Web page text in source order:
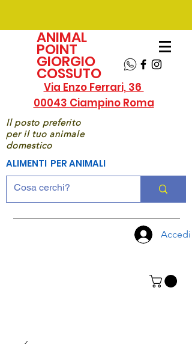
ANIMAL
POINT
GIORGIO
COSSUTO
Via Enzo Ferrari, 36
00043 Ciampino Roma
Il posto preferito
per il tuo animale
domestico
ALIMENTI PER ANIMALI
Accedi